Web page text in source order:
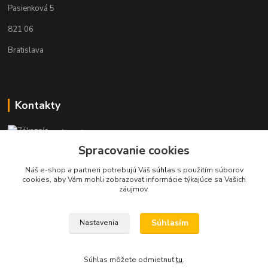
Pasienková 5
821 06
Bratislava
Kontakty
Zákaznícka podpora KaravanPoint
+421902309993
(Po-Pia, 9-18 hod.)
info@karavanpoint.sk
Spracovanie cookies
Náš e-shop a partneri potrebujú Váš súhlas s použitím súborov
cookies, aby Vám mohli zobrazovať informácie týkajúce sa Vašich
záujmov.
Nastavenia Súhlasím
Súhlas môžete odmietnuťtu.